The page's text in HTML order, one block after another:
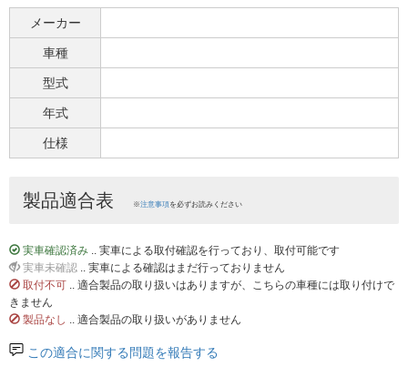
メーカー
車種
型式
年式
仕様
製品適合表 ※注意事項を必ずお読みください
実車確認済み .. 実車による取付確認を行っており、取付可能です
実車未確認 .. 実車による確認はまだ行っておりません
取付不可 .. 適合製品の取り扱いはありますが、こちらの車種には取り付けで
きません
製品なし .. 適合製品の取り扱いがありません
この適合に関する問題を報告する